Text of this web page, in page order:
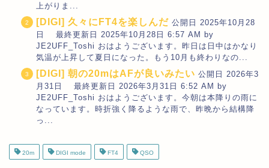
上がりま...
[DIGI] 久々にFT4を楽しんだ 公開日 2025年10月28
日 最終更新日 2025年10月28日 6:57 AM by
JE2UFF_Toshi おはようございます。昨日は日中はかなり
気温が上昇して夏日になった。もう10月も終わりなの...
[DIGI] 朝の20mはAFが良いみたい 公開日 2026年3
月31日 最終更新日 2026年3月31日 6:52 AM by
JE2UFF_Toshi おはようございます。今朝は本降りの雨に
なっています。時折強く降るような雨で、昨晩から結構降
っ...
20m DIGI mode FT4 QSO